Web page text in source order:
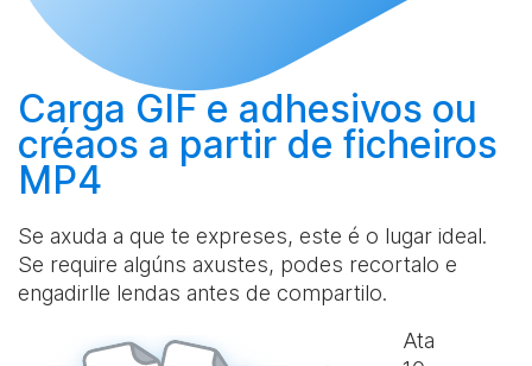
Carga GIF e adhesivos ou
créaos a partir de ficheiros
MP4
Se axuda a que te expreses, este é o lugar ideal.
Se require algúns axustes, podes recortalo e
engadirlle lendas antes de compartilo.
Ata